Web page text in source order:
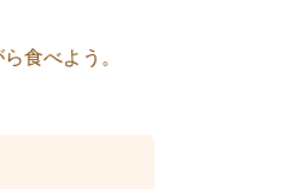
食べよう。